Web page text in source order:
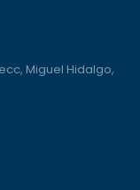
Miguel Hidalgo,